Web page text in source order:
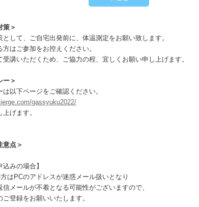
策＞
して、ご自宅出発前に、体温測定をお願い致します。
はご参加をお控えください。
講いただくため、ご協力の程、宜しくお願い申し上げます。
ー＞
以下ページをご確認ください。
gassyuku2022/
げます。
意点＞
込みの場合】
はPCのアドレスが迷惑メール扱いとなり
メールが不着となる可能性がございますので、
登録をお願いいたします。